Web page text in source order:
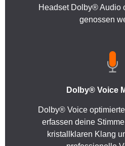
Headset Dolby® Audio
genossen
Dolby® Voice
Dolby® Voice
erfassen deine
kristallklaren Klang